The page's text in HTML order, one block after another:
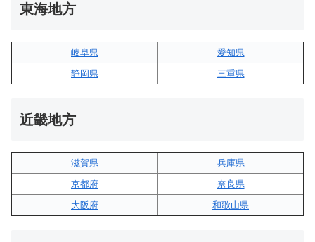
東海地方
岐阜県
愛知県
静岡県
三重県
近畿地方
滋賀県
兵庫県
京都府
奈良県
大阪府
和歌山県